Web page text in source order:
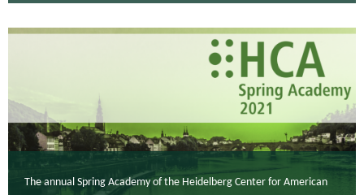
The annual Spring Academy of the Heidelberg Center for American